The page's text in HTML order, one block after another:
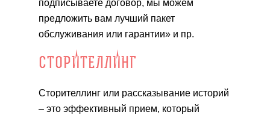
подписываете договор, мы можем
предложить вам лучший пакет
обслуживания или гарантии» и пр.
СТОРИТЕЛЛИНГ
Сторителлинг или рассказывание историй
– это эффективный прием, который